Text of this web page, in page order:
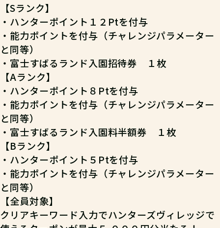
【Sランク】
・ハンターポイント１２Ptを付与
・能力ポイントを付与（チャレンジパラメーター
と同等）
・ 富士すばるランド入園招待券 １枚
【Aランク】
・ハンターポイント８Ptを付与
・能力ポイントを付与（チャレンジパラメーター
と同等）
・ 富士すばるランド入園料半額券 １枚
【Bランク】
・ハンターポイント５Ptを付与
・能力ポイントを付与（チャレンジパラメーター
と同等）
【全員対象】
クリアキーワード入力でハンターズヴィレッジで